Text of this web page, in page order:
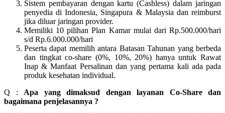
Sistem pembayaran dengan kartu (Cashless) dalam jaringan
penyedia di Indonesia, Singapura & Malaysia dan reimburst
jika diluar jaringan provider.
Memiliki 10 pilihan Plan Kamar mulai dari Rp.500.000/hari
s/d Rp.6.000.000/hari
Peserta dapat memilih antara Batasan Tahunan yang berbeda
dan tingkat co-share (0%, 10%, 20%) hanya untuk Rawat
Inap & Manfaat Persalinan dan yang pertama kali ada pada
produk kesehatan individual.
Q : Apa yang dimaksud dengan layanan Co-Share dan
bagaimana penjelasannya ?